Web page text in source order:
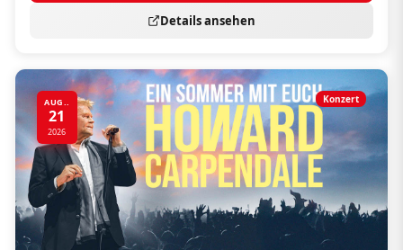
Details ansehen
AUG..
21
2026
Konzert